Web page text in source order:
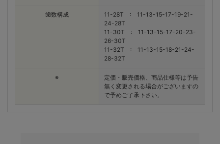
歯数構成
11-28T : 11-13-15-17-19-21-
24-28T
11-30T : 11-13-15-17-20-23-
26-30T
11-32T : 11-13-15-18-21-24-
28-32T
※
定価・販売価格、商品仕様等は予告
無く変更される場合がございますの
で予めご了承下さい。